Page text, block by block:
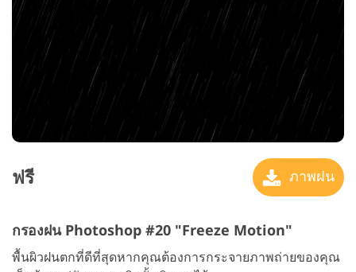
ฟรี ภาพฝน
กรองฝน Photoshop #20 "Freeze Motion"
พื้นผิวฝนตกที่ดีที่สุดหากคุณต้องการกระจายภาพถ่ายของคุณ